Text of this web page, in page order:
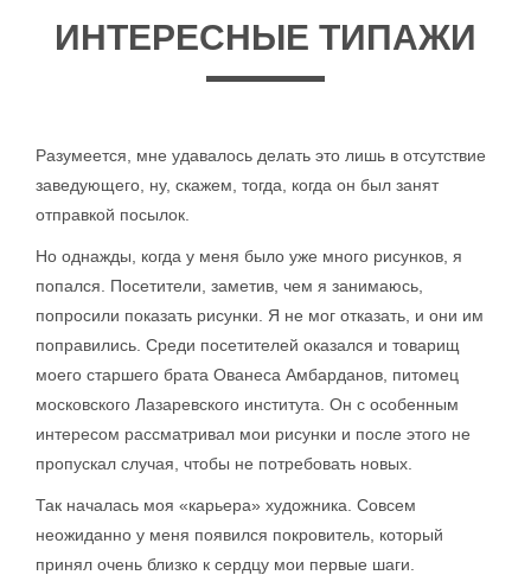
ИНТЕРЕСНЫЕ ТИПАЖИ
Разумеется, мне удавалось делать это лишь в отсутствие
заведующего, ну, скажем, тогда, когда он был занят
отправкой посылок.
Но однажды, когда у меня было уже много рисунков, я
попался. Посетители, заметив, чем я занимаюсь,
попросили показать рисунки. Я не мог отказать, и они им
поправились. Среди посетителей оказался и товарищ
моего старшего брата Ованеса Амбарданов, питомец
московского Лазаревского института. Он с особенным
интересом рассматривал мои рисунки и после этого не
пропускал случая, чтобы не потребовать новых.
Так началась моя «карьера» художника. Совсем
неожиданно у меня появился покровитель, который
принял очень близко к сердцу мои первые шаги.